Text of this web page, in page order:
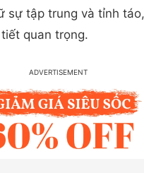
sự tập trung và tỉnh
quan trọng.